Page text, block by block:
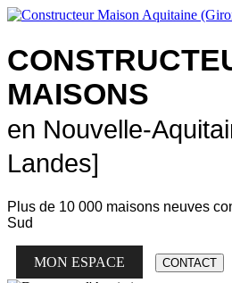
MAISONS
en Nouvelle-
Landes]
Plus de 10 000 maisons neuves
Sud
MON ESPACE CONTACT